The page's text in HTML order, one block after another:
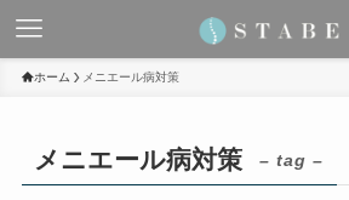
ホーム メニエール病対策
メニエール病対策 – tag –